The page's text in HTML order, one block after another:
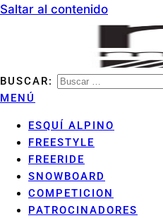
Saltar al contenido
MONTANHA
BUSCAR:
MENÚ
ESQUÍ ALPINO
FREESTYLE
FREERIDE
SNOWBOARD
COMPETICION
PATROCINADORES